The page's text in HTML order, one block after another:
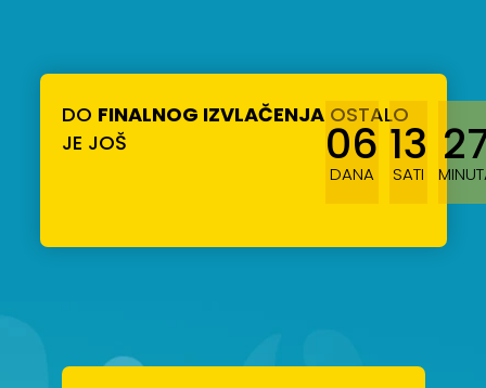
DO FINALNOG IZVLAČENJAOSTALO
JE JOŠ
06
DANA
13
SATI